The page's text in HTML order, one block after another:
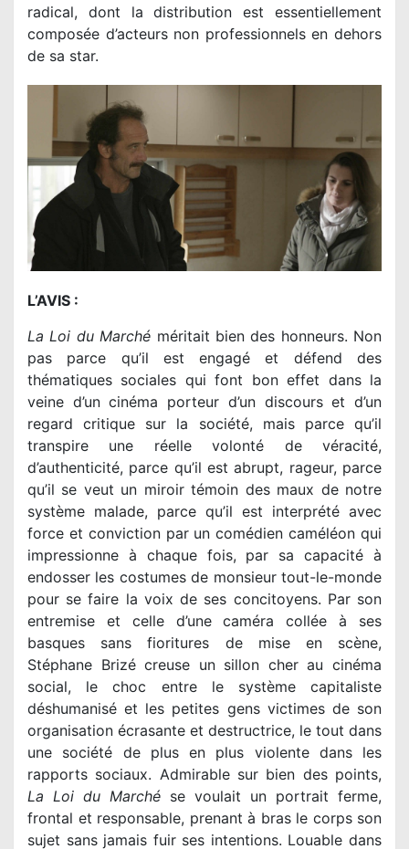
radical, dont la distribution est essentiellement
composée d’acteurs non professionnels en dehors
de sa star.
L’AVIS :
La Loi du Marché méritait bien des honneurs. Non
pas parce qu’il est engagé et défend des
thématiques sociales qui font bon effet dans la
veine d’un cinéma porteur d’un discours et d’un
regard critique sur la société, mais parce qu’il
transpire une réelle volonté de véracité,
d’authenticité, parce qu’il est abrupt, rageur, parce
qu’il se veut un miroir témoin des maux de notre
système malade, parce qu’il est interprété avec
force et conviction par un comédien caméléon qui
impressionne à chaque fois, par sa capacité à
endosser les costumes de monsieur tout-le-monde
pour se faire la voix de ses concitoyens. Par son
entremise et celle d’une caméra collée à ses
basques sans fioritures de mise en scène,
Stéphane Brizé creuse un sillon cher au cinéma
social, le choc entre le système capitaliste
déshumanisé et les petites gens victimes de son
organisation écrasante et destructrice, le tout dans
une société de plus en plus violente dans les
rapports sociaux. Admirable sur bien des points,
La Loi du Marché se voulait un portrait ferme,
frontal et responsable, prenant à bras le corps son
sujet sans jamais fuir ses intentions. Louable dans